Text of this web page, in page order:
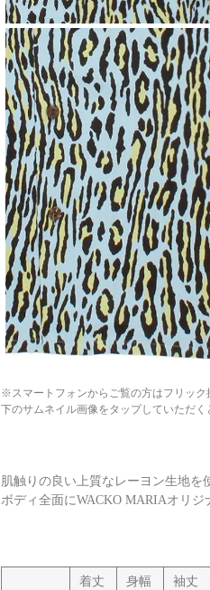
※スマートフォンからご覧の方はフリック
下のサムネイル画像をタップしていただ
肌触りの良い上質なレーヨン生地を
ボディ全面にWACKO MARIAオリ
着丈 身幅 袖丈